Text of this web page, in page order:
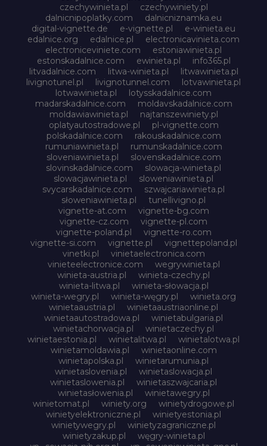
czechywinieta.pl
czechywiniety.pl
dalnicnipoplatky.com
dalnicniznamka.eu
digital-vignette.de
e-vignette.pl
e-winieta.eu
edalnice.org
edalnice.pl
electronicavinieta.com
electroniceviniete.com
estoniawinieta.pl
estonskadalnice.com
ewinieta.pl
info365.pl
litvadalnice.com
litwa-winieta.pl
litwawinieta.pl
livignotunel.pl
livignotunnel.com
lotvawinieta.pl
lotwawinieta.pl
lotysskadalnice.com
madarskadalnice.com
moldavskadalnice.com
moldawiawinieta.pl
najtanszewiniety.pl
oplatyautostradowe.pl
pl-vignette.com
polskadalnice.com
rakouskadalnice.com
rumuniawinieta.pl
rumunskadalnice.com
sloveniawinieta.pl
slovenskadalnice.com
slovinskadalnice.com
slowacja-winieta.pl
slowacjawinieta.pl
sloweniawinieta.pl
svycarskadalnice.com
szwajcariawinieta.pl
słoweniawinieta.pl
tunellivigno.pl
vignette-at.com
vignette-bg.com
vignette-cz.com
vignette-pl.com
vignette-poland.pl
vignette-ro.com
vignette-si.com
vignette.pl
vignettepoland.pl
vinetki.pl
vinietaelectronica.com
vinieteelectronice.com
wegrywinieta.pl
winieta-austria.pl
winieta-czechy.pl
winieta-litwa.pl
winieta-słowacja.pl
winieta-wegry.pl
winieta-węgry.pl
winieta.org
winietaaustria.pl
winietaaustriaonline.pl
winietaautostradowa.pl
winietabulgaria.pl
winietachorwacja.pl
winietaczechy.pl
winietaestonia.pl
winietalitwa.pl
winietalotwa.pl
winietamoldawia.pl
winietaonline.com
winietapolska.pl
winietarumunia.pl
winietaslovenia.pl
winietaslowacja.pl
winietaslowenia.pl
winietaszwajcaria.pl
winietasłowenia.pl
winietawegry.pl
winietomat.pl
winiety.org
winietydrogowe.pl
winietyelektroniczne.pl
winietyestonia.pl
winietywegry.pl
winietyzagraniczne.pl
winietyzakup.pl
węgry-winieta.pl